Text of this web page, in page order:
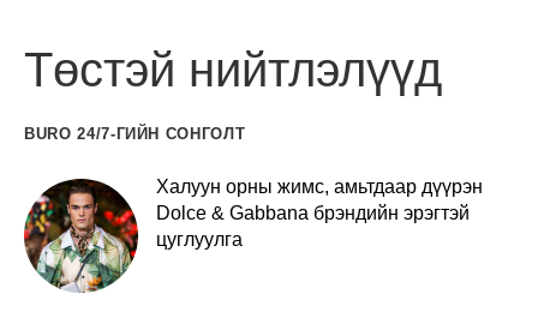
Төстэй нийтлэлүүд
BURO 24/7-ГИЙН СОНГОЛТ
Халуун орны жимс, амьтдаар дүүрэн
Dolce & Gabbana брэндийн эрэгтэй
цуглуулга